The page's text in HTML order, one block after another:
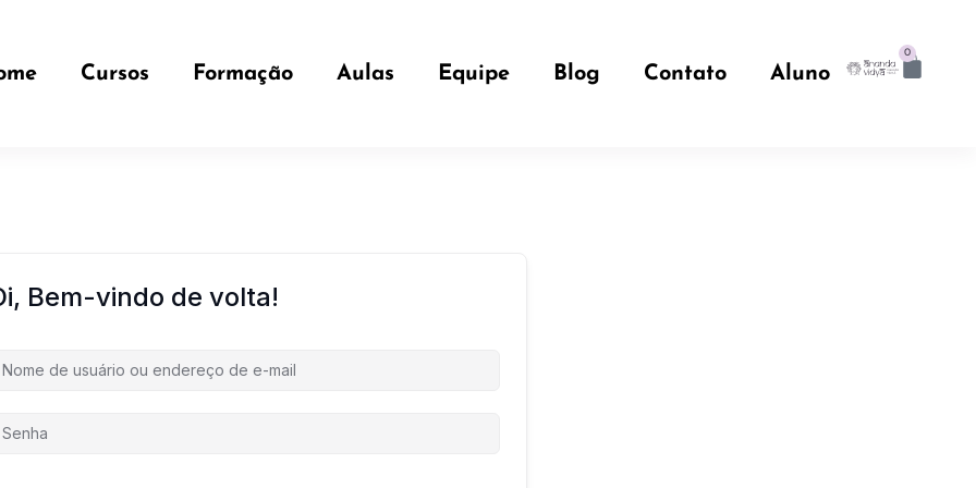
Cursos Formação Aulas Equipe Blog Contato Aluno
0
Bem-vindo de volta!